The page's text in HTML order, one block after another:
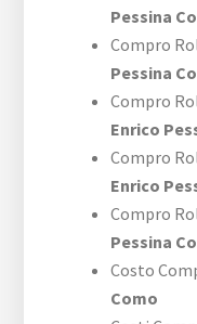
Pessina
Compro
Pessina
Compro
Enrico
Compro
Enrico
Compro
Pessina
Costo
Como